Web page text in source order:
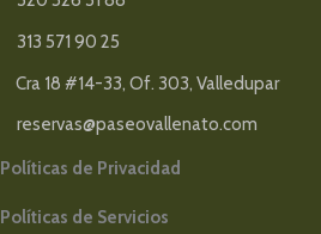
313 571 90 25
Cra 18 #14-33, Of. 303, Valledupar
reservas@paseovallenato.com
Políticas de Privacidad
Políticas de Servicios